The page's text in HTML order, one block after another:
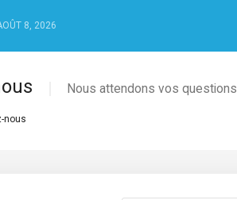
8, 2026
Nous attendons vos questions
nous